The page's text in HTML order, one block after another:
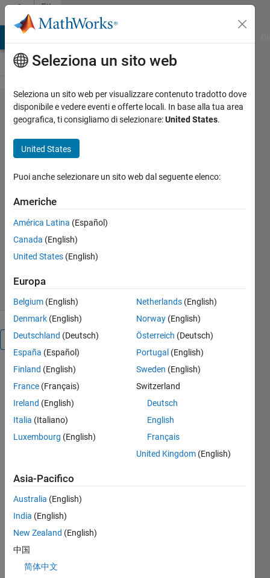
Vai al contenuto
File
Exchange
power PV
array
grid E. saleh saeid bohliga
zwuitina@yahoo.com
saleh said bouhliga
Versione 1.0.0
(55,2 KB)
1,1K download
0,00/5
Panoramica
power PV
array
connected
it can
measurements
frequency,and
power
and can
change
temperature
E. saleh
saeid
Seleziona un sito web
Seleziona un sito web per visualizzare contenuto tradotto dove
disponibile e vedere eventi e offerte locali. In base alla tua area
geografica, ti consigliamo di selezionare:United States.
United States
Puoi anche selezionare un sito web dal seguente elenco:
Americhe
América Latina (Español)
Canada (English)
United States (English)
Europa
Belgium (English)
Denmark (English)
Deutschland (Deutsch)
España (Español)
Finland (English)
France (Français)
Ireland (English)
Italia (Italiano)
Luxembourg (English)
Netherlands (English)
Norway (English)
Österreich (Deutsch)
Portugal (English)
Sweden (English)
Switzerland
Deutsch
English
Français
United Kingdom (English)
Asia-Pacifico
Australia (English)
India (English)
New Zealand (English)
中国
简体中文